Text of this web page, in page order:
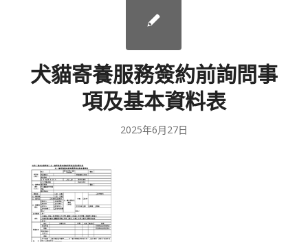
犬貓寄養服務簽約前詢問事
項及基本資料表
2025年6月27日